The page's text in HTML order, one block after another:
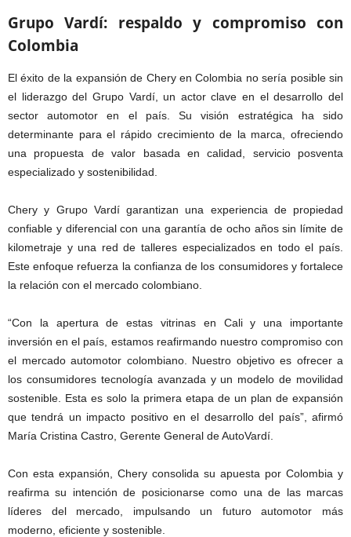
Grupo Vardí: respaldo y compromiso con
Colombia
El éxito de la expansión de Chery en Colombia no sería posible sin
el liderazgo del Grupo Vardí, un actor clave en el desarrollo del
sector automotor en el país. Su visión estratégica ha sido
determinante para el rápido crecimiento de la marca, ofreciendo
una propuesta de valor basada en calidad, servicio posventa
especializado y sostenibilidad.
Chery y Grupo Vardí garantizan una experiencia de propiedad
confiable y diferencial con una garantía de ocho años sin límite de
kilometraje y una red de talleres especializados en todo el país.
Este enfoque refuerza la confianza de los consumidores y fortalece
la relación con el mercado colombiano.
“Con la apertura de estas vitrinas en Cali y una importante
inversión en el país, estamos reafirmando nuestro compromiso con
el mercado automotor colombiano. Nuestro objetivo es ofrecer a
los consumidores tecnología avanzada y un modelo de movilidad
sostenible. Esta es solo la primera etapa de un plan de expansión
que tendrá un impacto positivo en el desarrollo del país”, afirmó
María Cristina Castro, Gerente General de AutoVardí.
Con esta expansión, Chery consolida su apuesta por Colombia y
reafirma su intención de posicionarse como una de las marcas
líderes del mercado, impulsando un futuro automotor más
moderno, eficiente y sostenible.